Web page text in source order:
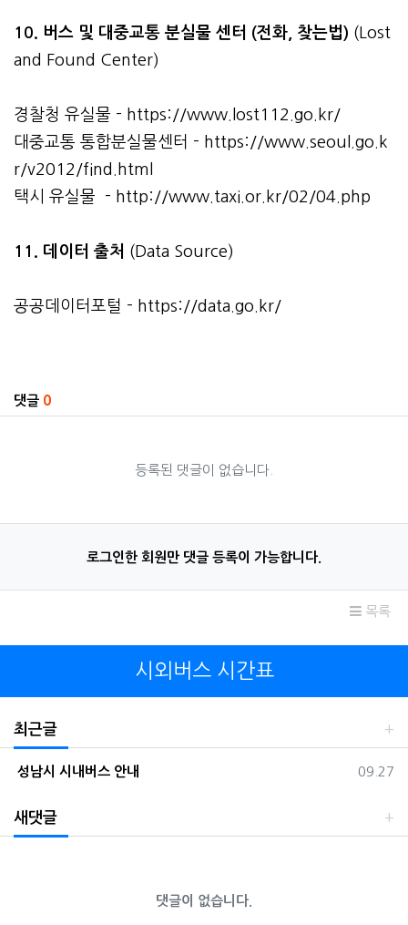
10. 버스 및 대중교통 분실물 센터 (전화, 찾는법) (Lost
and Found Center)
경찰청 유실물 - https://www.lost112.go.kr/
대중교통 통합분실물센터 - https://www.seoul.go.k
r/v2012/find.html
택시 유실물 - http://www.taxi.or.kr/02/04.php
11. 데이터 출처 (Data Source)
공공데이터포털 - https://data.go.kr/
댓글 0
등록된 댓글이 없습니다.
로그인한 회원만 댓글 등록이 가능합니다.
목록
시외버스 시간표
최근글
등록일
09.27
성남시 시내버스 안내
새댓글
댓글이 없습니다.